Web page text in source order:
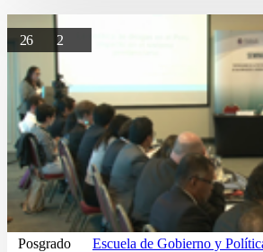
26 2
Posgrado Escuela de Gobierno y